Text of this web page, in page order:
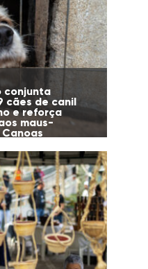
conjunta
cães de canil
e reforça
maus-